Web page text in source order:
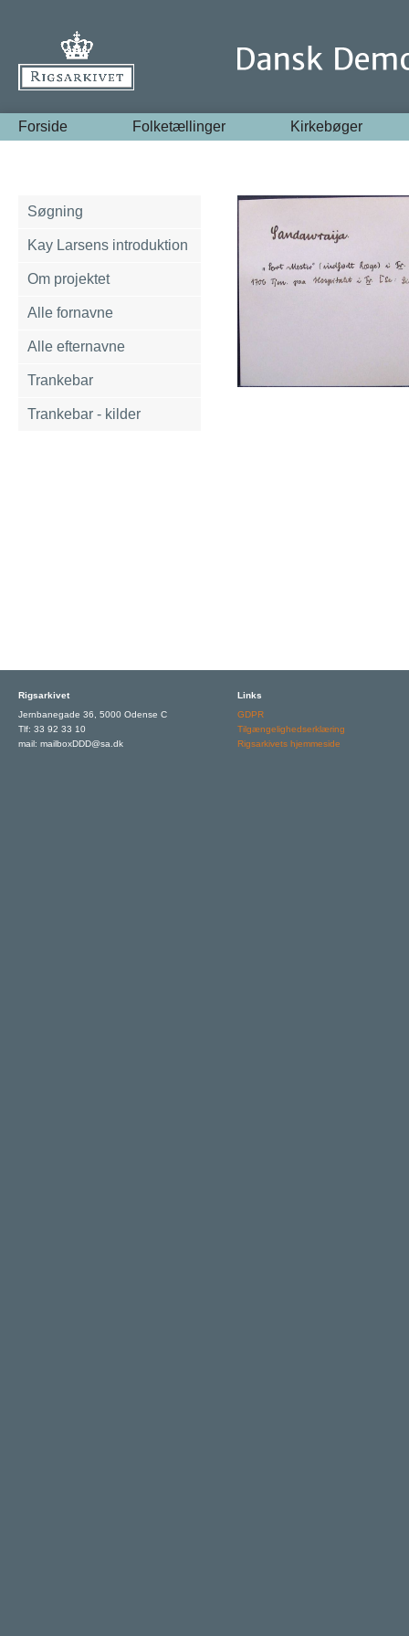
Forside Folketællinger Kirkebøger
Søgning
Kay Larsens introduktion
Om projektet
Alle fornavne
Alle efternavne
Trankebar
Trankebar - kilder
Rigsarkivet
Jernbanegade 36, 5000 Odense C
Tlf: 33 92 33 10
mail: mailboxDDD@sa.dk
Links
GDPR
Tilgængelighedserklæring
Rigsarkivets hjemmeside